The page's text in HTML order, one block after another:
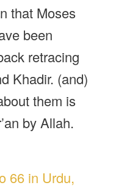
that Moses
been
retracing
Khadir. (and)
them is
by Allah.
66 in Urdu,